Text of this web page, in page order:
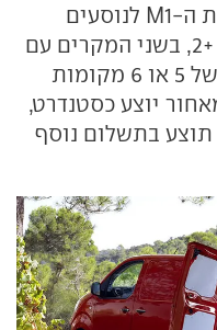
מושבים מלפנים, בעוד גרסאות ה-M1 לנוסעים
ישווקו בתצורת נהג+1 או נהג +2, בשני המקרים עם
ספסל נוסף מאחור וסך כולל של 5 או 6 מקומות
יוצע כסטנדרט,
בתשלום נוסף